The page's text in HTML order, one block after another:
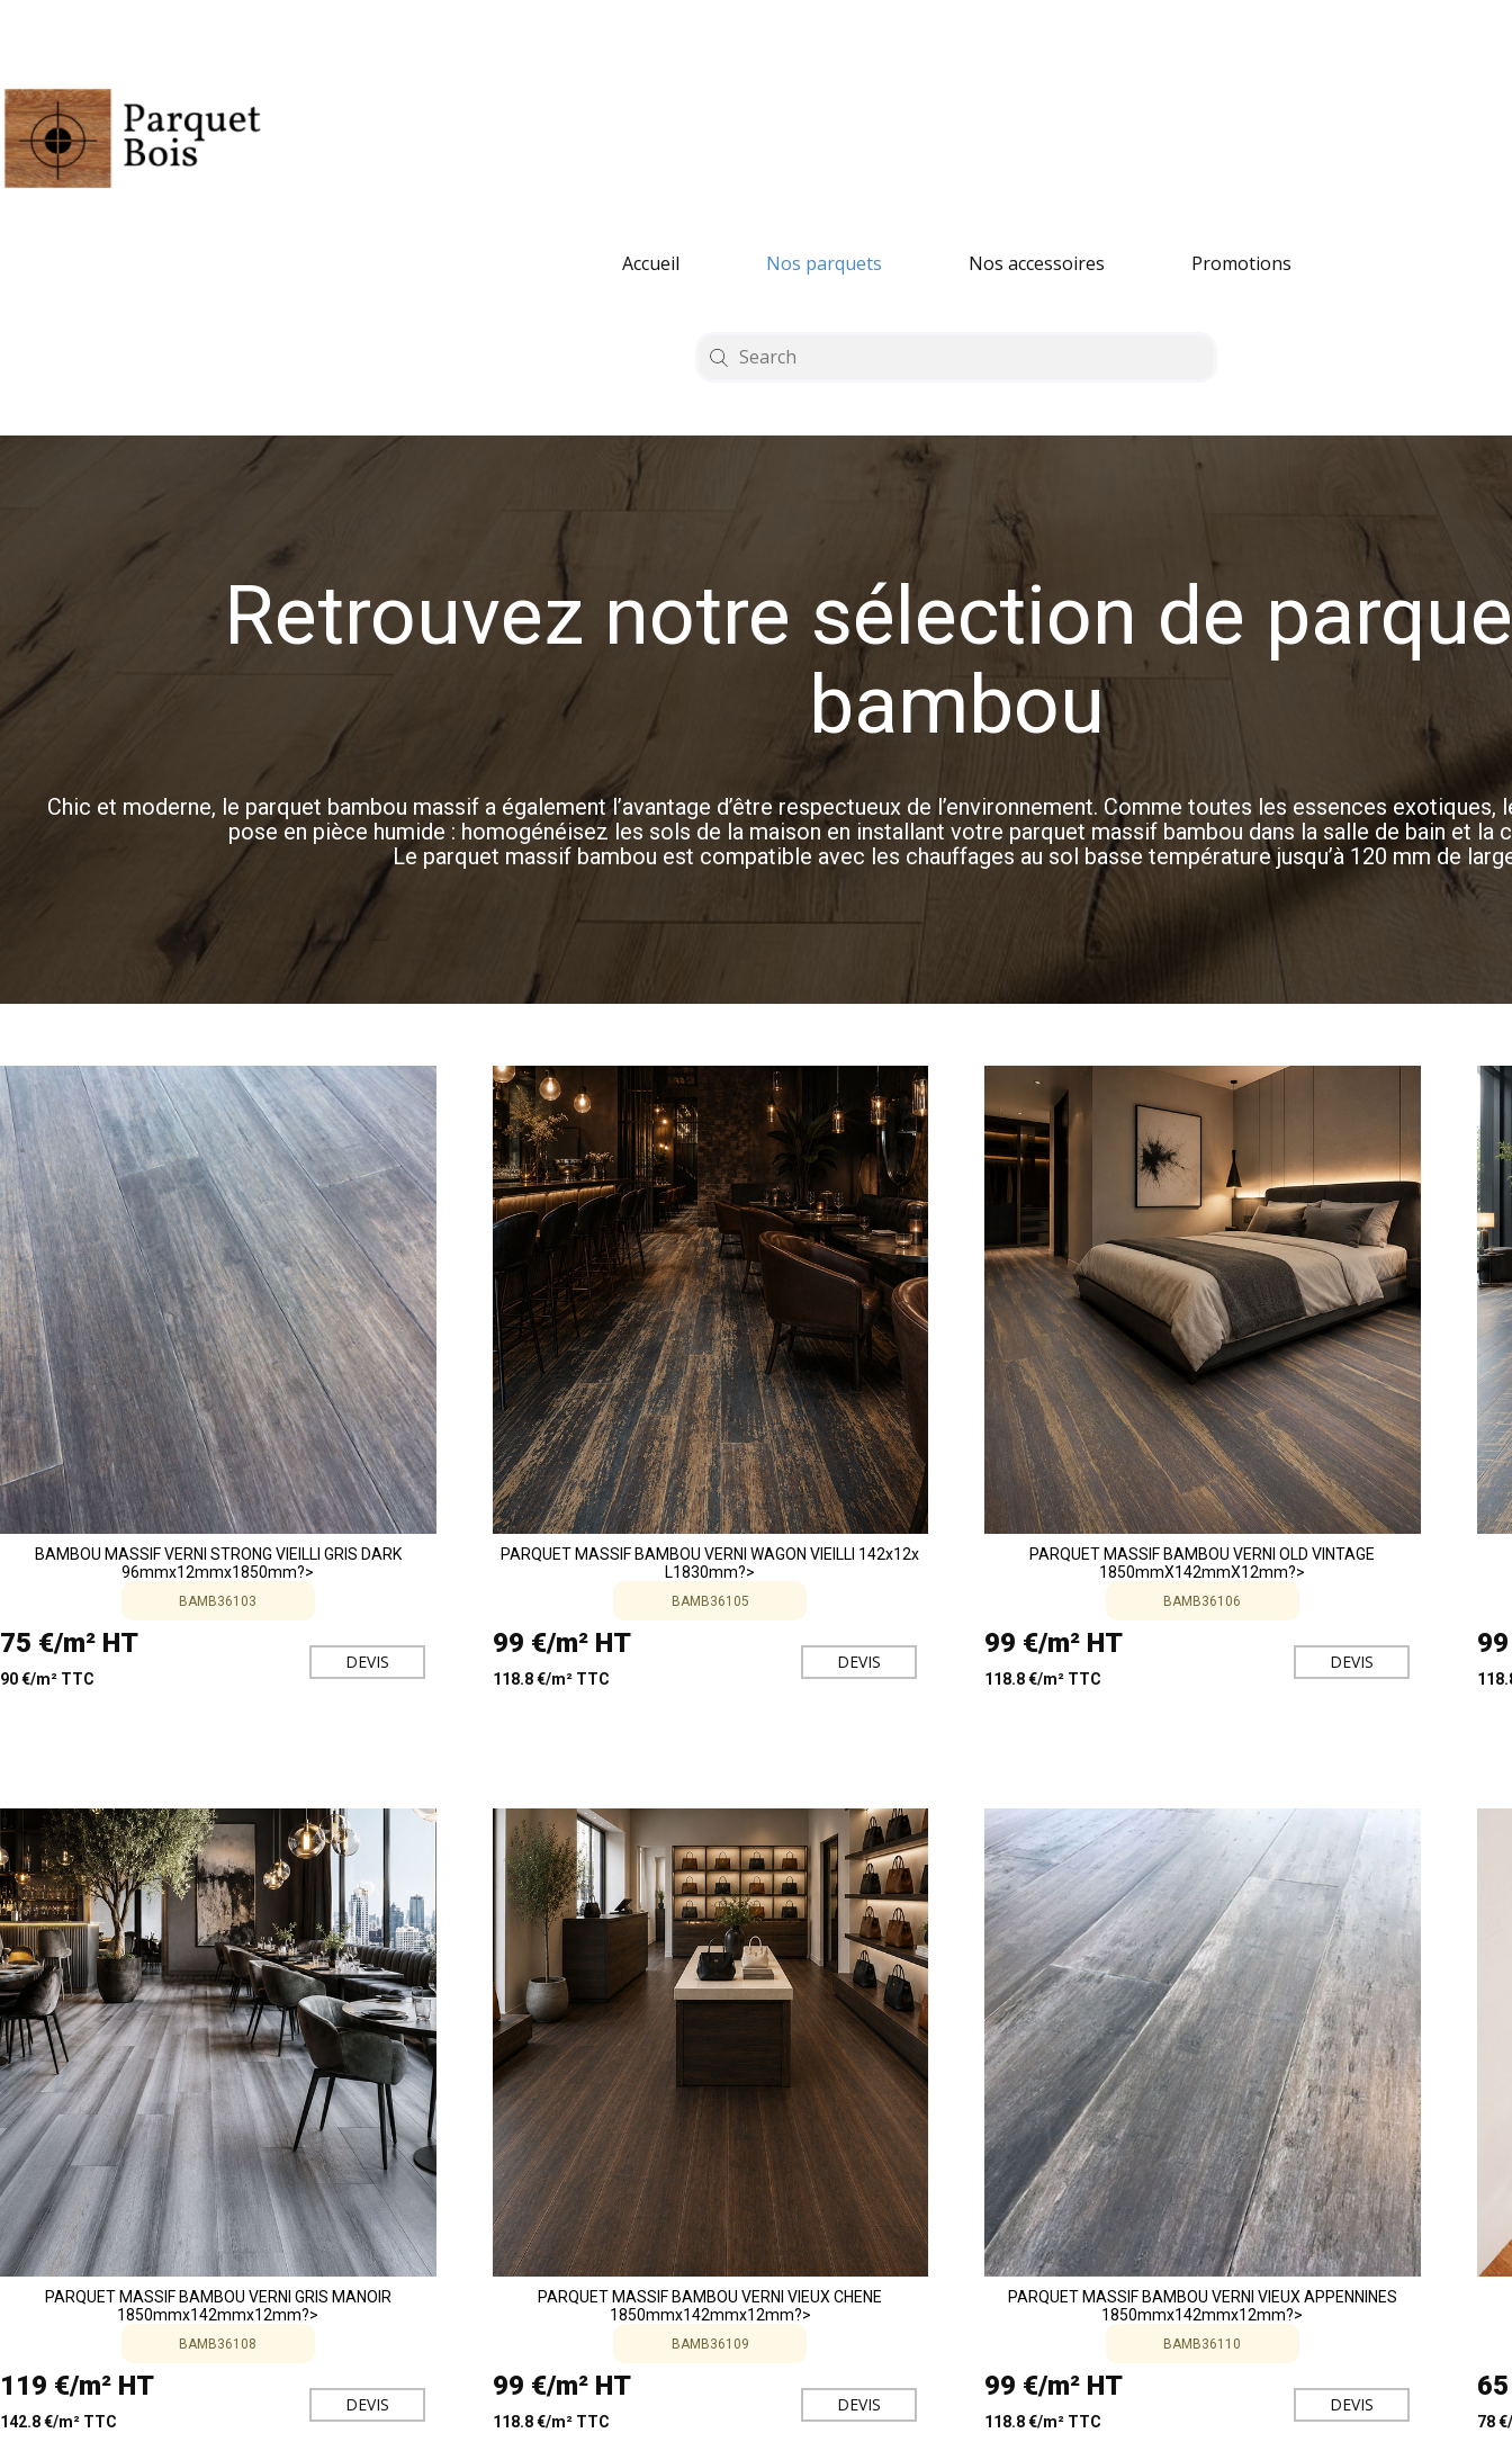
Accueil Nos parquets Nos accessoires Promotions
Retrouvez notre sélection de
bambou
Chic et moderne, le parquet bambou massif a également l’avantage d’être respectueux de l’environnement. Comme toutes les essences exotiques,
pose en pièce humide : homogénéisez les sols de la maison en installant votre parquet massif bambou dans la salle de bain et la
Le parquet massif bambou est compatible avec les chauffages au sol basse température jusqu’à 120 mm de
BAMBOU MASSIF VERNI STRONG VIEILLI GRIS DARK
96mmx12mmx1850mm?>
BAMB36103
75 €/m² HT
90 €/m² TTC
DEVIS
PARQUET MASSIF BAMBOU VERNI WAGON VIEILLI 142x12x
L1830mm?>
BAMB36105
99 €/m² HT
118.8 €/m² TTC
DEVIS
PARQUET MASSIF BAMBOU VERNI OLD VINTAGE
1850mmX142mmX12mm?>
BAMB36106
99 €/m² HT
118.8 €/m² TTC
DEVIS
PARQUET MASSIF BAMBOU VERNI GRIS MANOIR
1850mmx142mmx12mm?>
BAMB36108
119 €/m² HT
142.8 €/m² TTC
DEVIS
PARQUET MASSIF BAMBOU VERNI VIEUX CHENE
1850mmx142mmx12mm?>
BAMB36109
99 €/m² HT
118.8 €/m² TTC
DEVIS
PARQUET MASSIF BAMBOU VERNI VIEUX APPENNINES
1850mmx142mmx12mm?>
BAMB36110
99 €/m² HT
118.8 €/m² TTC
DEVIS
78